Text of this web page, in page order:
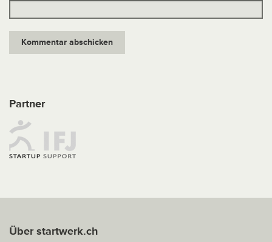
Partner
Über startwerk.ch